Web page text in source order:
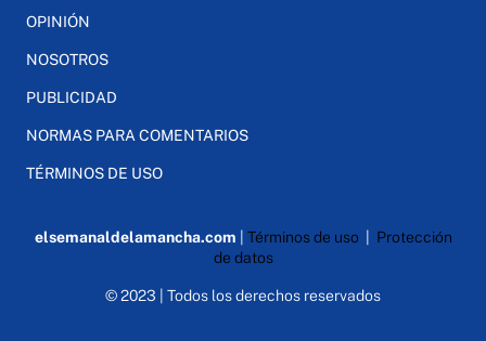
OPINIÓN
NOSOTROS
PUBLICIDAD
NORMAS PARA COMENTARIOS
TÉRMINOS DE USO
elsemanaldelamancha.com Términos de uso| Protección
de datos
© 2023 | Todos los derechos reservados